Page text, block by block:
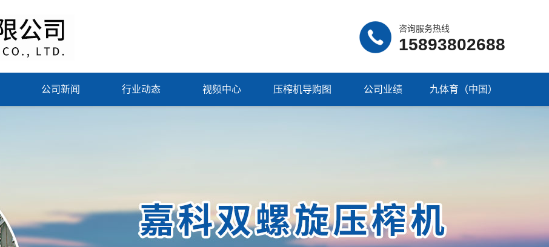
咨询服务热线
15893802688
公司新闻 行业动态 视频中心 压榨机导购图 公司业绩 九体育（中国）